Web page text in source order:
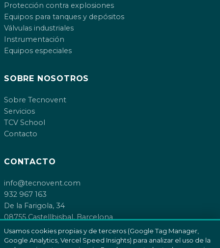
Protección contra explosiones
Equipos para tanques y depósitos
Válvulas industriales
Instrumentación
Equipos especiales
SOBRE NOSOTROS
Sobre Tecnovent
Servicios
TCV School
Contacto
CONTACTO
info@tecnovent.com
932 967 163
De la Farigola, 34
08755 Castellbisbal, Barcelona
Usamos cookies propias y de terceros (Google Tag Manager,
Google Analytics, Vercel Speed Insights) para analizar el uso de la